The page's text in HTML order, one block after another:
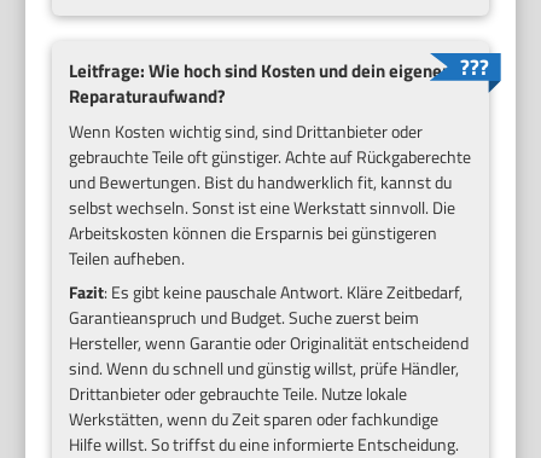
Leitfrage: Wie hoch sind Kosten und dein eigener
Reparaturaufwand?
Wenn Kosten wichtig sind, sind Drittanbieter oder
gebrauchte Teile oft günstiger. Achte auf Rückgaberechte
und Bewertungen. Bist du handwerklich fit, kannst du
selbst wechseln. Sonst ist eine Werkstatt sinnvoll. Die
Arbeitskosten können die Ersparnis bei günstigeren
Teilen aufheben.
Fazit: Es gibt keine pauschale Antwort. Kläre Zeitbedarf,
Garantieanspruch und Budget. Suche zuerst beim
Hersteller, wenn Garantie oder Originalität entscheidend
sind. Wenn du schnell und günstig willst, prüfe Händler,
Drittanbieter oder gebrauchte Teile. Nutze lokale
Werkstätten, wenn du Zeit sparen oder fachkundige
Hilfe willst. So triffst du eine informierte Entscheidung.